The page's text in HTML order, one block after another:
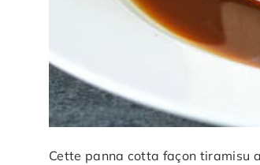
Cette panna cotta façon tiramisu